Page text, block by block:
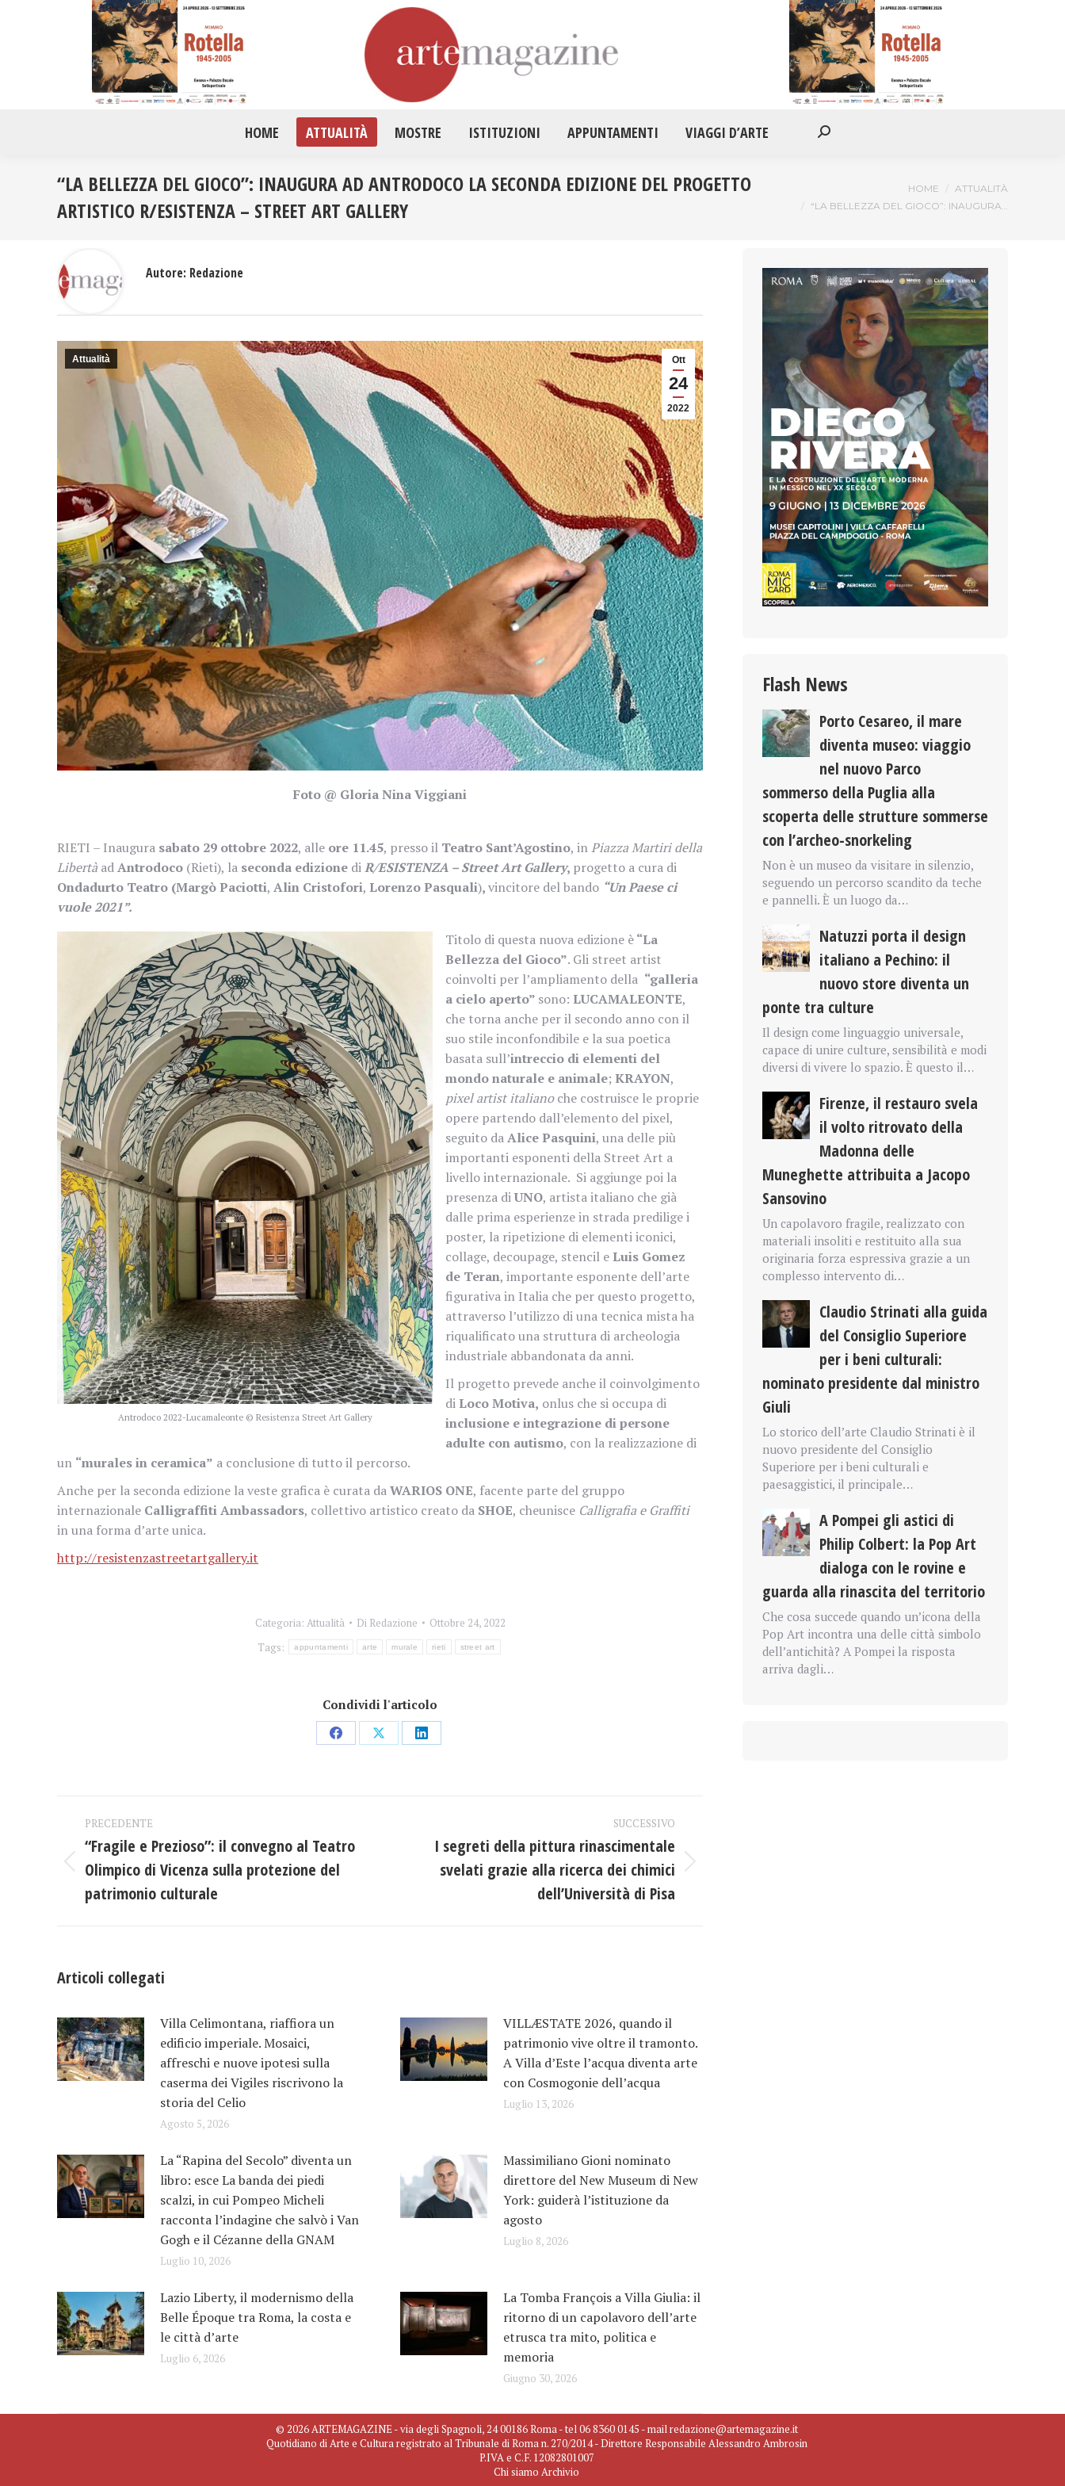
HOME ATTUALITÀ MOSTRE ISTITUZIONI APPUNTAMENTI VIAGGI D’ARTE Cerca:
“LA BELLEZZA DEL GIOCO”: INAUGURA AD ANTRODOCO LA SECONDA EDIZIONE DEL PROGETTO
ARTISTICO R/ESISTENZA – STREET ART GALLERY
HOME
ATTUALITÀ
“LA BELLEZZA DEL GIOCO”: INAUGURA…
Ott
24
2022
Attualità
Foto @ Gloria Nina Viggiani
RIETI – Inaugura sabato 29 ottobre 2022, alle ore 11.45, presso il Teatro Sant’Agostino, inPiazza Martiri della
Libertà adAntrodoco (Rieti), la seconda edizione diR/ESISTENZA – Street Art Gallery, progetto a cura di
Ondadurto Teatro (Margò Paciotti, Alin Cristofori, Lorenzo Pasquali),vincitore del bando “Un Paese ci
vuole 2021”.
Antrodoco 2022-Lucamaleonte © Resistenza Street Art Gallery
Titolo di questa nuova edizione è“La
Bellezza del Gioco”. Gli street artist
coinvolti per l’ampliamento della “galleria
a cielo aperto” sono: LUCAMALEONTE,
che torna anche per il secondo anno con il
suo stile inconfondibile e la sua poetica
basata sull’intreccio di elementi del
mondo naturale e animale; KRAYON,
pixel artist italianoche costruisce le proprie
opere partendo dall’elemento del pixel,
seguito daAlice Pasquini, una delle più
importanti esponenti della Street Art a
livello internazionale. Si aggiunge poi la
presenza diUNO, artista italiano che già
dalle prima esperienze in strada predilige i
poster, la ripetizione di elementi iconici,
collage, decoupage, stencil eLuis Gomez
de Teran, importante esponente dell’arte
figurativa in Italia che per questo progetto,
attraverso l’utilizzo di una tecnica mista ha
riqualificato una struttura di archeologia
industriale abbandonata da anni.
Il progetto prevede anche il coinvolgimento
diLoco Motiva, onlus che si occupa di
inclusione e integrazione di persone
adulte con autismo, con la realizzazione di
un “murales in ceramica” a conclusione di tutto il percorso.
Anche per la seconda edizione la veste grafica è curata daWARIOS ONE, facente parte del gruppo
internazionale Calligraffiti Ambassadors, collettivo artistico creato da SHOE, cheunisce Calligrafia e Graffiti
in una forma d’arte unica.
http://resistenzastreetartgallery.it
Categoria: Attualità Di Redazione
Ottobre 24, 2022
Tags:
appuntamenti arte murale rieti street art
Condividi l'articolo
CondividiCondividiCondividi
Autore: Redazione
Naviga
tra
PRECEDENTE
Post
precedente:
“Fragile e Prezioso”: il convegno al Teatro
Olimpico di Vicenza sulla protezione del
patrimonio culturale
SUCCESSIVO
Prossimo
I segreti della pittura rinascimentale
svelati grazie alla ricerca dei chimici
dell’Università di Pisa
Articoli collegati
Villa Celimontana, riaffiora un
edificio imperiale. Mosaici,
affreschi e nuove ipotesi sulla
caserma dei Vigiles riscrivono la
storia del Celio
Agosto 5, 2026
VILLÆSTATE 2026, quando il
patrimonio vive oltre il tramonto.
A Villa d’Este l’acqua diventa arte
con Cosmogonie dell’acqua
Luglio 13, 2026
La “Rapina del Secolo” diventa un
libro: esce La banda dei piedi
scalzi, in cui Pompeo Micheli
racconta l’indagine che salvò i Van
Gogh e il Cézanne della GNAM
Luglio 10, 2026
Massimiliano Gioni nominato
direttore del New Museum di New
York: guiderà l’istituzione da
agosto
Luglio 8, 2026
Lazio Liberty, il modernismo della
Belle Époque tra Roma, la costa e
le città d’arte
Luglio 6, 2026
La Tomba François a Villa Giulia: il
ritorno di un capolavoro dell’arte
etrusca tra mito, politica e
memoria
Giugno 30, 2026
Flash News
Porto Cesareo, il mare
diventa museo: viaggio
nel nuovo Parco
sommerso della Puglia alla
scoperta delle strutture sommerse
con l’archeo-snorkeling
Non è un museo da visitare in silenzio,
seguendo un percorso scandito da teche
e pannelli. È un luogo da…
Natuzzi porta il design
italiano a Pechino: il
nuovo store diventa un
ponte tra culture
Il design come linguaggio universale,
capace di unire culture, sensibilità e modi
diversi di vivere lo spazio. È questo il…
Firenze, il restauro svela
il volto ritrovato della
Madonna delle
Muneghette attribuita a Jacopo
Sansovino
Un capolavoro fragile, realizzato con
materiali insoliti e restituito alla sua
originaria forza espressiva grazie a un
complesso intervento di…
Claudio Strinati alla guida
del Consiglio Superiore
per i beni culturali:
nominato presidente dal ministro
Giuli
Lo storico dell’arte Claudio Strinati è il
nuovo presidente del Consiglio
Superiore per i beni culturali e
paesaggistici, il principale…
A Pompei gli astici di
Philip Colbert: la Pop Art
dialoga con le rovine e
guarda alla rinascita del territorio
Che cosa succede quando un’icona della
Pop Art incontra una delle città simbolo
dell’antichità? A Pompei la risposta
arriva dagli…
© 2026 ARTEMAGAZINE - via degli Spagnoli, 24 00186 Roma - tel 06 8360 0145 - mail redazione@artemagazine.it
Quotidiano di Arte e Cultura registrato al Tribunale di Roma n. 270/2014 - Direttore Responsabile Alessandro Ambrosin
P.IVA e C.F. 12082801007
Chi siamo Archivio
HOME APPUNTAMENTI VIAGGI D’ARTE